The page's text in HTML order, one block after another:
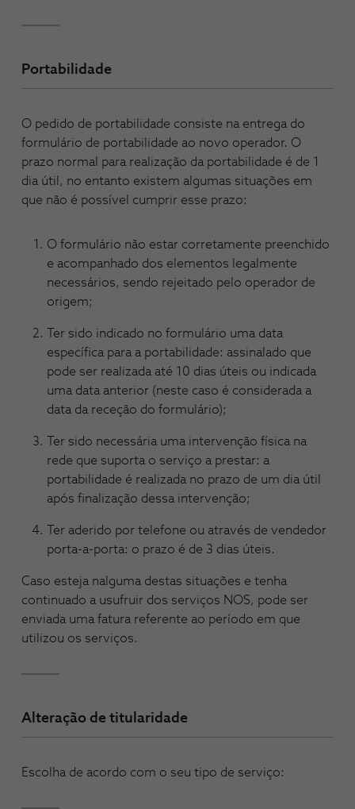
Portabilidade
O pedido de portabilidade consiste na entrega do
formulário de portabilidade ao novo operador. O
prazo normal para realização da portabilidade é de 1
dia útil, no entanto existem algumas situações em
que não é possível cumprir esse prazo:
O formulário não estar corretamente preenchido
e acompanhado dos elementos legalmente
necessários, sendo rejeitado pelo operador de
origem;
Ter sido indicado no formulário uma data
específica para a portabilidade: assinalado que
pode ser realizada até 10 dias úteis ou indicada
uma data anterior (neste caso é considerada a
data da receção do formulário);
Ter sido necessária uma intervenção física na
rede que suporta o serviço a prestar: a
portabilidade é realizada no prazo de um dia útil
após finalização dessa intervenção;
Ter aderido por telefone ou através de vendedor
porta-a-porta: o prazo é de 3 dias úteis.
Caso esteja nalguma destas situações e tenha
continuado a usufruir dos serviços NOS, pode ser
enviada uma fatura referente ao período em que
utilizou os serviços.
Alteração de titularidade
Escolha de acordo com o seu tipo de serviço: